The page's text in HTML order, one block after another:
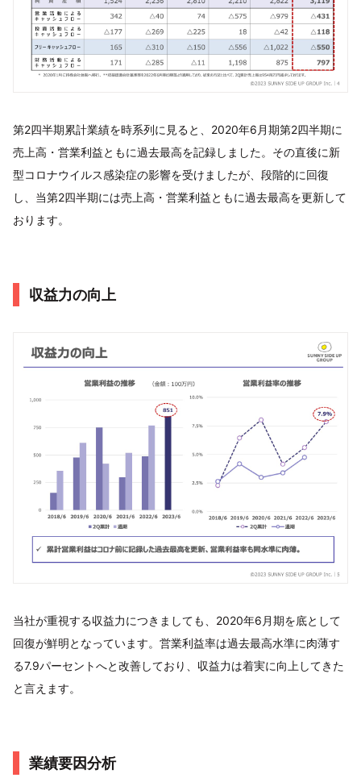
第2四半期累計業績を時系列に見ると、2020年6月期第2四半期に
売上高・営業利益ともに過去最高を記録しました。その直後に新
型コロナウイルス感染症の影響を受けましたが、段階的に回復
し、当第2四半期には売上高・営業利益ともに過去最高を更新して
おります。
収益力の向上
当社が重視する収益力につきましても、2020年6月期を底として
回復が鮮明となっています。営業利益率は過去最高水準に肉薄す
る7.9パーセントへと改善しており、収益力は着実に向上してきた
と言えます。
業績要因分析